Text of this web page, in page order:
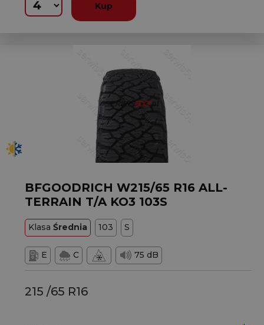
Kup
BFGOODRICH W215/65 R16 ALL-
TERRAIN T/A KO3 103S
KlasaŚrednia 103 S
E C 75 dB
215 /65 R16